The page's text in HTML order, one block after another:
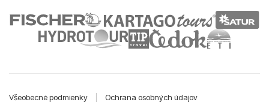
Všeobecné podmienky Ochrana osobných údajov